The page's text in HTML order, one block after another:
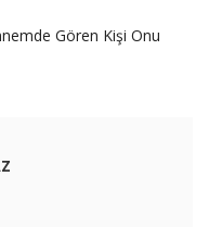
Gören Kişi Onu